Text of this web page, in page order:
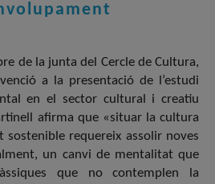
de la junta del Cercle de Cultura,
a la presentació de l’estudi
en el sector cultural i creatiu
afirma que «situar la cultura
sostenible requereix assolir noves
un canvi de mentalitat que
que no contemplen la